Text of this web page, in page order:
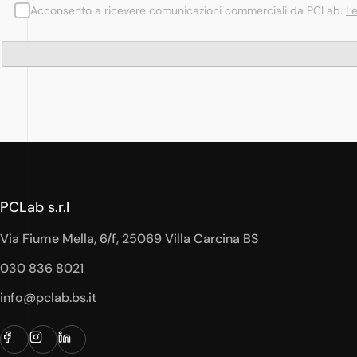
Acconsento a ricevere comunicazioni commerciali da PCLab.
PCLab s.r.l
Via Fiume Mella, 6/f, 25069 Villa Carcina BS
030 836 8021
info@pclab.bs.it